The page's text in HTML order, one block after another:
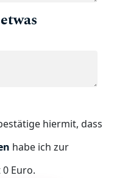
hiermit, dass
habe ich zur
Euro.